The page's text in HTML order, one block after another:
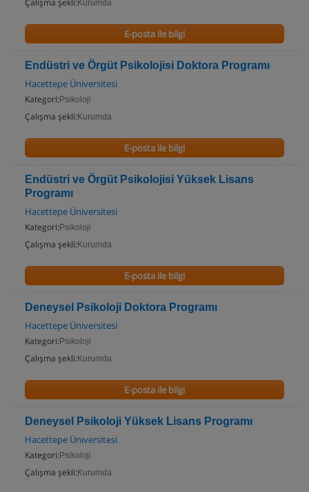
Çalışma şekli: Kurumda
E-posta ile bilgi
Endüstri ve Örgüt Psikolojisi Doktora Programı
Hacettepe Üniversitesi
Kategori: Psikoloji
Çalışma şekli: Kurumda
E-posta ile bilgi
Endüstri ve Örgüt Psikolojisi Yüksek Lisans
Programı
Hacettepe Üniversitesi
Kategori: Psikoloji
Çalışma şekli: Kurumda
E-posta ile bilgi
Deneysel Psikoloji Doktora Programı
Hacettepe Üniversitesi
Kategori: Psikoloji
Çalışma şekli: Kurumda
E-posta ile bilgi
Deneysel Psikoloji Yüksek Lisans Programı
Hacettepe Üniversitesi
Kategori: Psikoloji
Çalışma şekli: Kurumda